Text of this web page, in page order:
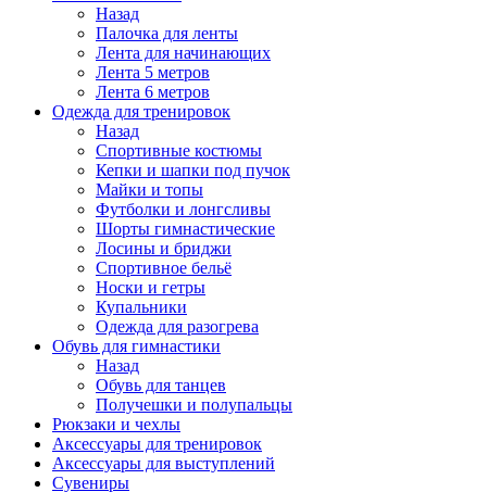
Назад
Палочка для ленты
Лента для начинающих
Лента 5 метров
Лента 6 метров
Одежда для тренировок
Назад
Спортивные костюмы
Кепки и шапки под пучок
Майки и топы
Футболки и лонгсливы
Шорты гимнастические
Лосины и бриджи
Спортивное бельё
Носки и гетры
Купальники
Одежда для разогрева
Обувь для гимнастики
Назад
Обувь для танцев
Получешки и полупальцы
Рюкзаки и чехлы
Аксессуары для тренировок
Аксессуары для выступлений
Сувениры